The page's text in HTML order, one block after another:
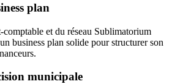
plan
comptable et du réseau Sublimatorium
business plan solide pour structurer son
municipale